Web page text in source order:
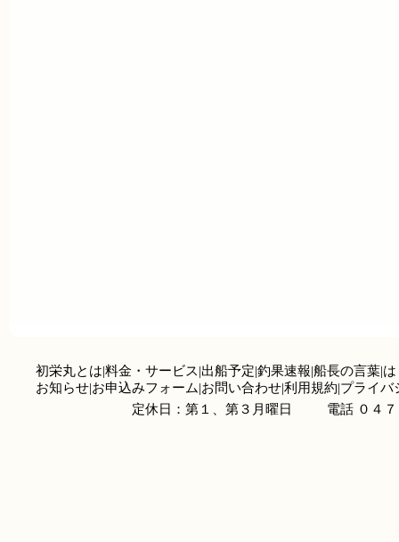
初栄丸とは|料金・サービス|出船予定|釣果速報|船長の言葉|
お知らせ|お申込みフォーム|お問い合わせ|利用規約|プライバ
定休日：第１、第３月曜日
電話 ０４